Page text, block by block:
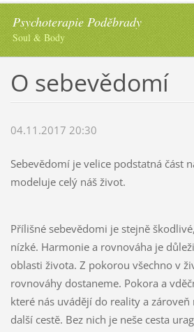
Psychoterapie Poděbrady
Soul & Body
O sebevědomí
04.11.2017 20:30
Sebevědomí je velice podstatná část
modeluje celý náš život.
Přílišné sebevědomi je stejně
nízké. Harmonie a rovnováha je
oblasti života. Z pokorou všechno v
rovnováhy dostaneme. Pokora a
které nás uvádějí do reality a
další cestě. Bez nich je neše cesta